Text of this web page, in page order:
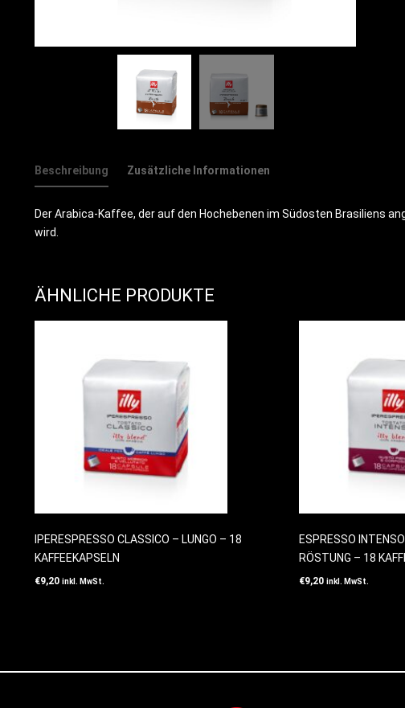
Beschreibung Zusätzliche Informationen
Der Arabica-Kaffee, der auf den Hochebenen im Südosten Brasiliens
wird.
ÄHNLICHE PRODUKTE
IPERESPRESSO CLASSICO – LUNGO – 18
KAFFEEKAPSELN
€9,20 inkl. MwSt.
ESPRESSO
RÖSTUNG – 18
€9,20 inkl. MwSt.